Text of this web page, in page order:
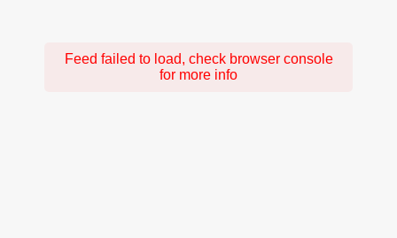
Feed failed to load, check browser console
for more info